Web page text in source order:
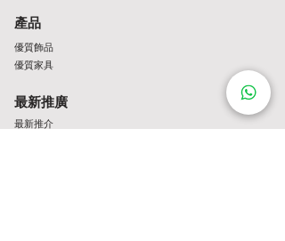
產品
優質家具
優質飾品
最新推介
最新推廣